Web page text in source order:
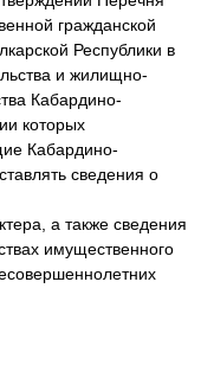
гражданской
Республики в
и жилищно-
Кабардино-
которых
Кабардино-
сведения о
а также сведения
имущественного